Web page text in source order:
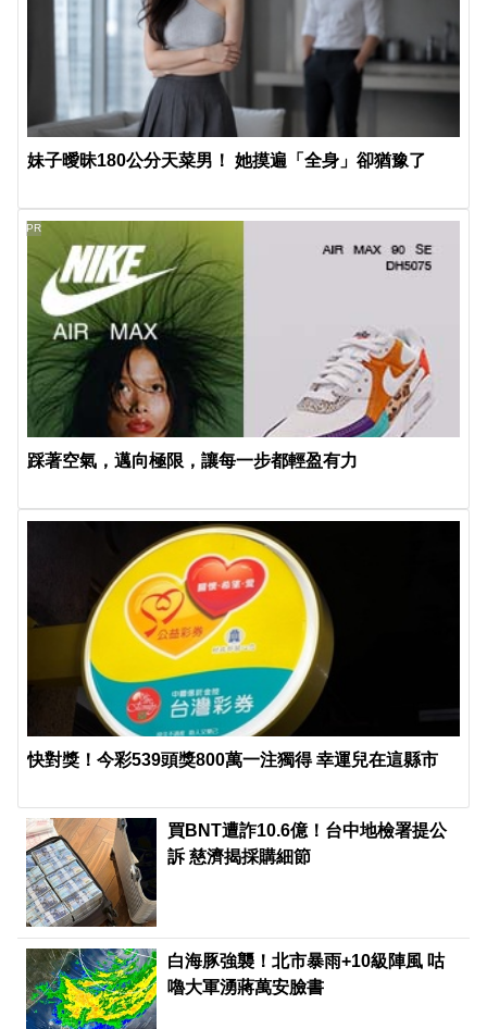
妹子曖昧180公分天菜男！ 她摸遍「全身」卻猶豫了
踩著空氣，邁向極限，讓每一步都輕盈有力
PR
快對獎！今彩539頭獎800萬一注獨得 幸運兒在這縣市
買BNT遭詐10.6億！台中地檢署提公
訴 慈濟揭採購細節
白海豚強襲！北市暴雨+10級陣風 咕
嚕大軍湧蔣萬安臉書